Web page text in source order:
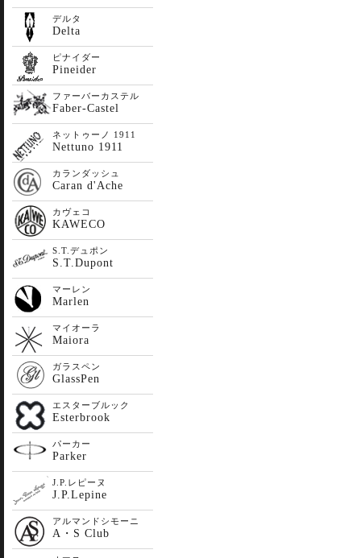
デルタ
Delta
ピナイダー
Pineider
ファーバーカステル
Faber-Castel
ネットゥーノ 1911
Nettuno 1911
カランダッシュ
Caran d'Ache
カヴェコ
KAWECO
S.T.デュポン
S.T.Dupont
マーレン
Marlen
マイオーラ
Maiora
ガラスペン
GlassPen
エスターブルック
Esterbrook
パーカー
Parker
J.P.レピーヌ
J.P.Lepine
アルマンドシモーニ
A・S Club